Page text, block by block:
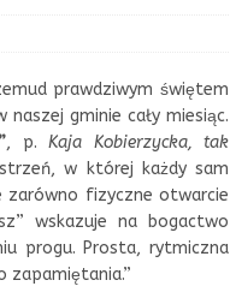
prawdziwym świętem
gminie cały miesiąc.
, p.Kaja Kobierzycka, tak
w której każdy sam
zarówno fizyczne otwarcie
wskazuje na bogactwo
progu. Prosta, rytmiczna
zapamiętania.”